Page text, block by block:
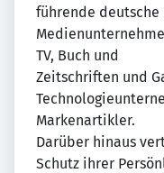
führende
TV, Buch und
Zeitschriften und
Markenartikler.
Darüber hinaus
Schutz ihrer